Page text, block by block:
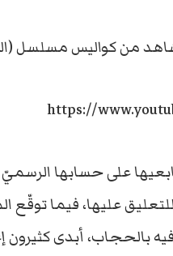
من كواليس مسلسل
https://
على حسابها
عليها، فيما توقّع
بالحجاب، أبدى كثيرون